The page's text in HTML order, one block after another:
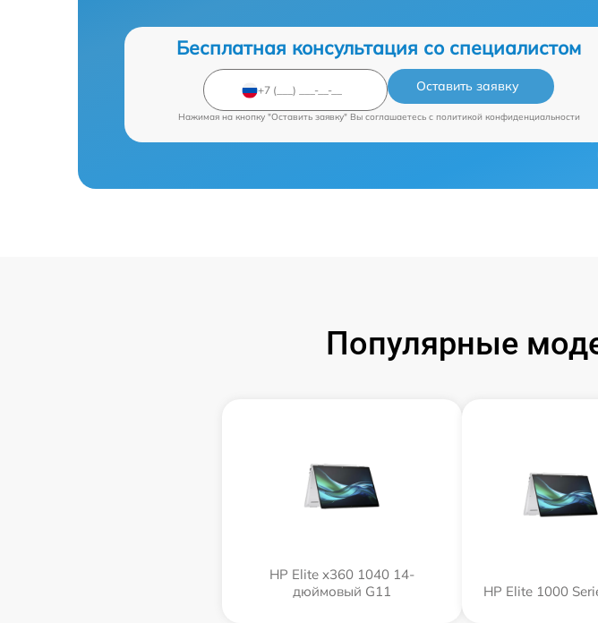
Бесплатная консультация со специалистом
Оставить заявку
Нажимая на кнопку "Оставить заявку" Вы соглашаетесь c политикой конфиденциальности
Популярные
HP Elite x360 1040 14-
дюймовый G11
HP Elite 1000